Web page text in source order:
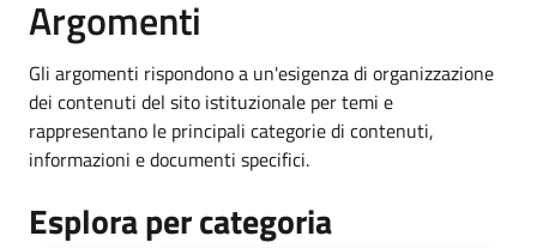
Argomenti
Gli argomenti rispondono a un'esigenza di organizzazione
dei contenuti del sito istituzionale per temi e
rappresentano le principali categorie di contenuti,
informazioni e documenti specifici.
Esplora per categoria